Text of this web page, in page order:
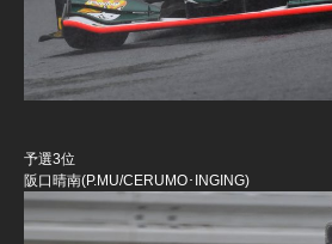
予選3位
阪口晴南(P.MU/CERUMO･INGING)